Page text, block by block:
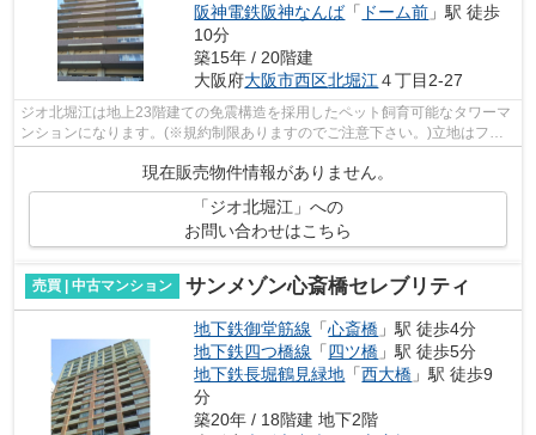
阪神電鉄阪神なんば「 ドーム前 」駅 徒歩
10分
築15年 / 20階建
大阪府大阪市西区北堀江 ４丁目2-27
ジオ北堀江は地上23階建ての免震構造を採用したペット飼育可能なタワーマ
ンションになります。(※規約制限ありますのでご注意下さい。)立地はファ
ミリー層にも人気の北堀江4丁目アドレ...
現在販売物件情報がありません。
「ジオ北堀江」への
お問い合わせはこちら
売買 | 中古マンション サンメゾン心斎橋セレブリティ
地下鉄御堂筋線 「心斎橋 」駅 徒歩4分
地下鉄四つ橋線 「四ツ橋 」駅 徒歩5分
地下鉄長堀鶴見緑地 「西大橋 」駅 徒歩9
分
築20年 / 18階建 地下2階